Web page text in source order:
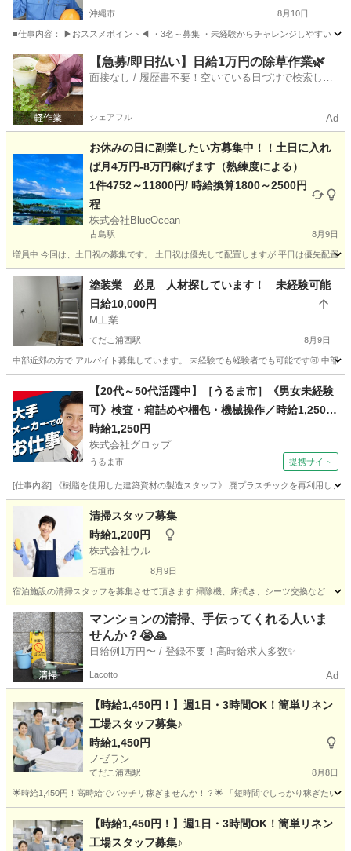
沖縄市 8月10日
■仕事内容： ▶おススメポイント◀ ・3名～募集 ・未経験からチャレンジしやすい ・
沖縄 沖縄市 軽作業 スタッフ
【急募/即日払い】日給1万円の除草作業🌿
面接なし / 履歴書不要！空いている日づけで検索して
シェアフル Ad
お休みの日に副業したい方募集中！！土日に入れ
ば月4万円-8万円稼げます（熟練度による）
1件4752～11800円/ 時給換算1800～2500円
程
株式会社BlueOcean
古島駅 8月9日
増員中 今回は、土日祝の募集です。 土日祝は優先して配置しますが 平日は優先配置
沖縄 国頭郡 古島駅 軽作業 業務委託
塗装業 必見 人材探しています！ 未経験可能
日給10,000円
M工業
てだこ浦西駅 8月9日
中部近郊の方で アルバイト募集しています。 未経験でも経験者でも可能です🉑 中
てだこ浦西駅 その他
【20代～50代活躍中】［うるま市］《男女未経験
可》検査・箱詰めや梱包・機械操作／時給1,250円
／土日祝休み／残業少なめ／希望者は正社員登用
有
時給1,250円
株式会社グロップ
うるま市 提携サイト
[仕事内容] 《樹脂を使用した建築資材の製造スタッフ》 廃プラスチックを再利用し、
うるま市 仕分け
清掃スタッフ募集
時給1,200円
株式会社ウル
石垣市 8月9日
宿泊施設の清掃スタッフを募集させて頂きます 掃除機、床拭き、シーツ交換など
沖縄 石垣市 軽作業
マンションの清掃、手伝ってくれる人いま
せんか？😭🙏
日給例1万円〜 / 登録不要！高時給求人多数✨
Lacotto Ad
【時給1,450円！】週1日・3時間OK！簡単リネン
工場スタッフ募集♪
時給1,450円
ノゼラン
てだこ浦西駅 8月8日
🌟時給1,450円！高時給でバッチリ稼ぎませんか！？🌟 「短時間でしっかり稼ぎたい
てだこ浦西駅 工場 スタッフ
【時給1,450円！】週1日・3時間OK！簡単リネン
工場スタッフ募集♪